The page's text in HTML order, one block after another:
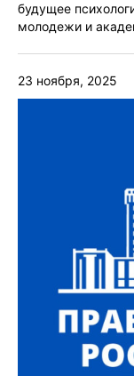
будущее
молодежи и
23 ноября, 2025